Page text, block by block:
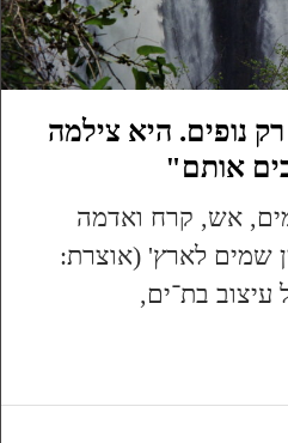
נופים. היא צילמה
אותם"
אש, קרח ואדמה
שמים לארץ' (אוצרת:
עיצוב בת־ים,